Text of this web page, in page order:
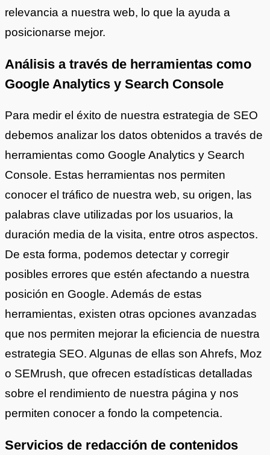
relevancia a nuestra web, lo que la ayuda a
posicionarse mejor.
Análisis a través de herramientas como
Google Analytics y Search Console
Para medir el éxito de nuestra estrategia de SEO
debemos analizar los datos obtenidos a través de
herramientas como Google Analytics y Search
Console. Estas herramientas nos permiten
conocer el tráfico de nuestra web, su origen, las
palabras clave utilizadas por los usuarios, la
duración media de la visita, entre otros aspectos.
De esta forma, podemos detectar y corregir
posibles errores que estén afectando a nuestra
posición en Google. Además de estas
herramientas, existen otras opciones avanzadas
que nos permiten mejorar la eficiencia de nuestra
estrategia SEO. Algunas de ellas son Ahrefs, Moz
o SEMrush, que ofrecen estadísticas detalladas
sobre el rendimiento de nuestra página y nos
permiten conocer a fondo la competencia.
Servicios de redacción de contenidos